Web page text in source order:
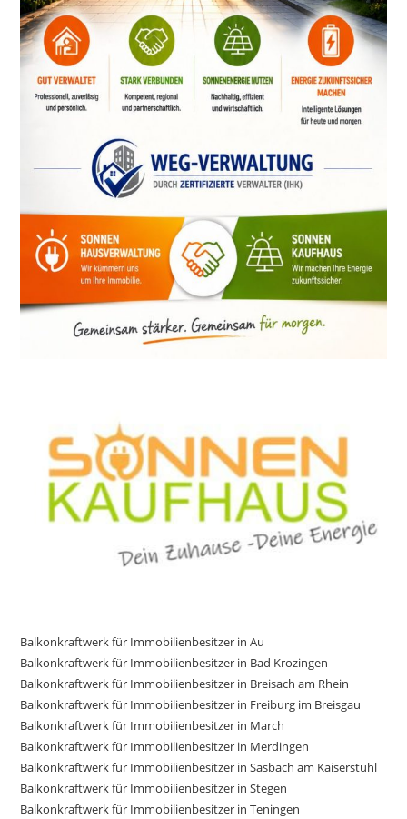
Balkonkraftwerk für Immobilienbesitzer in Au
Balkonkraftwerk für Immobilienbesitzer in Bad Krozingen
Balkonkraftwerk für Immobilienbesitzer in Breisach am Rhein
Balkonkraftwerk für Immobilienbesitzer in Freiburg im Breisgau
Balkonkraftwerk für Immobilienbesitzer in March
Balkonkraftwerk für Immobilienbesitzer in Merdingen
Balkonkraftwerk für Immobilienbesitzer in Sasbach am Kaiserstuhl
Balkonkraftwerk für Immobilienbesitzer in Stegen
Balkonkraftwerk für Immobilienbesitzer in Teningen